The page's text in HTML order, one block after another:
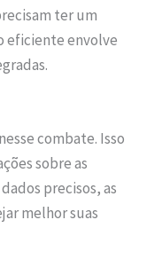
ter um
eficiente envolve
combate. Isso
sobre as
precisos, as
melhor suas